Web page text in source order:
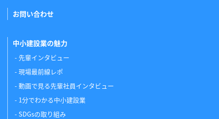
お問い合わせ
中小建設業の魅力
先輩インタビュー
現場最前線レポ
動画で見る先輩社員インタビュー
1分でわかる中小建設業
SDGsの取り組み